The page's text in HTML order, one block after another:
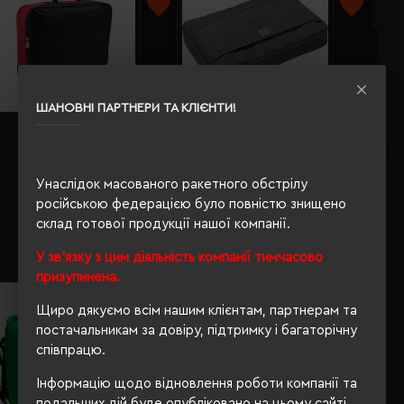
ШАНОВНІ ПАРТНЕРИ ТА КЛІЄНТИ!
Унаслідок масованого ракетного обстрілу
російською федерацією було повністю знищено
склад готової продукції нашої компанії.
У зв'язку з цим діяльність компанії тимчасово
призупинена.
Щиро дякуємо всім нашим клієнтам, партнерам та
постачальникам за довіру, підтримку і багаторічну
співпрацю.
Інформацію щодо відновлення роботи компанії та
Кількість кольорів: 2
Модель: 71100(SOL’S)
153.03 грн
Детальніше...
Кількість кольорів:
Модель:V7497(Voyager)
435.19 грн
Детальніше...